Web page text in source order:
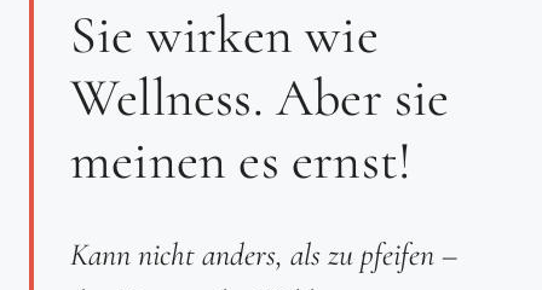
Sie wirken wie
Wellness. Aber sie
meinen es ernst!
Kann nicht anders, als zu pfeifen –